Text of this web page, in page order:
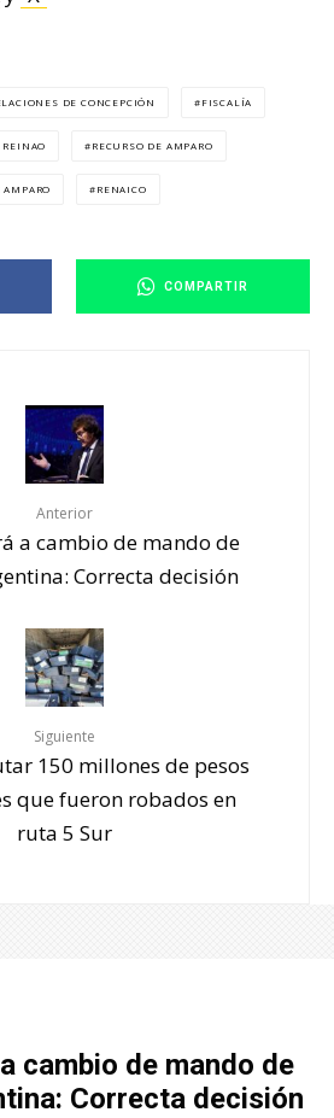
DE CONCEPCIÓN FISCALÍA
REINAO RECURSO DE AMPARO
AMPARO RENAICO
COMPARTIR
Anterior
a cambio de mando de
Correcta decisión
Siguiente
150 millones de pesos
que fueron robados en
ruta 5 Sur
cambio de mando de
Correcta decisión